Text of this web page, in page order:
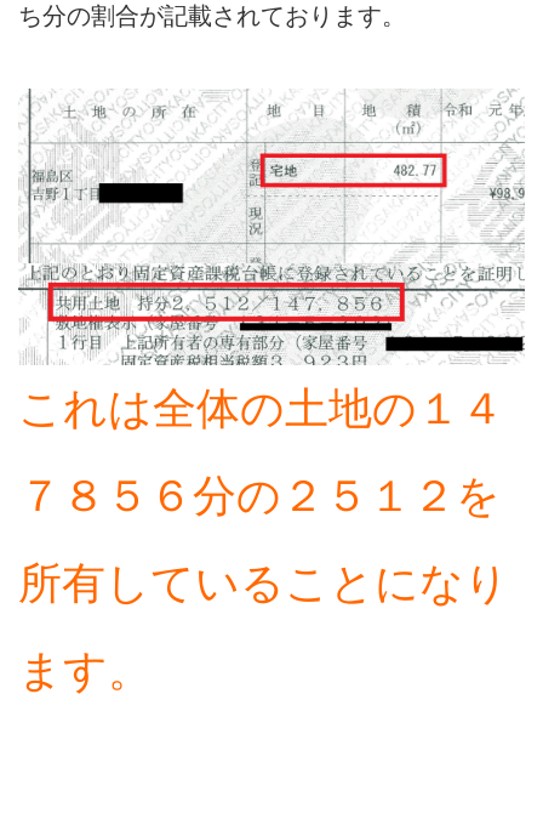
ち分の割合が記載されております。
これは全体の土地の１４
７８５６分の２５１２を
所有していることになり
ます。